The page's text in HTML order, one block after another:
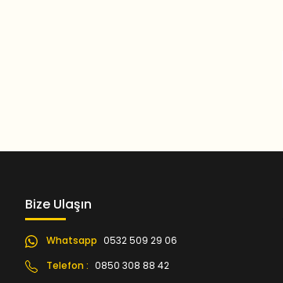
Bize Ulaşın
Whatsapp 0532 509 29 06
Telefon : 0850 308 88 42